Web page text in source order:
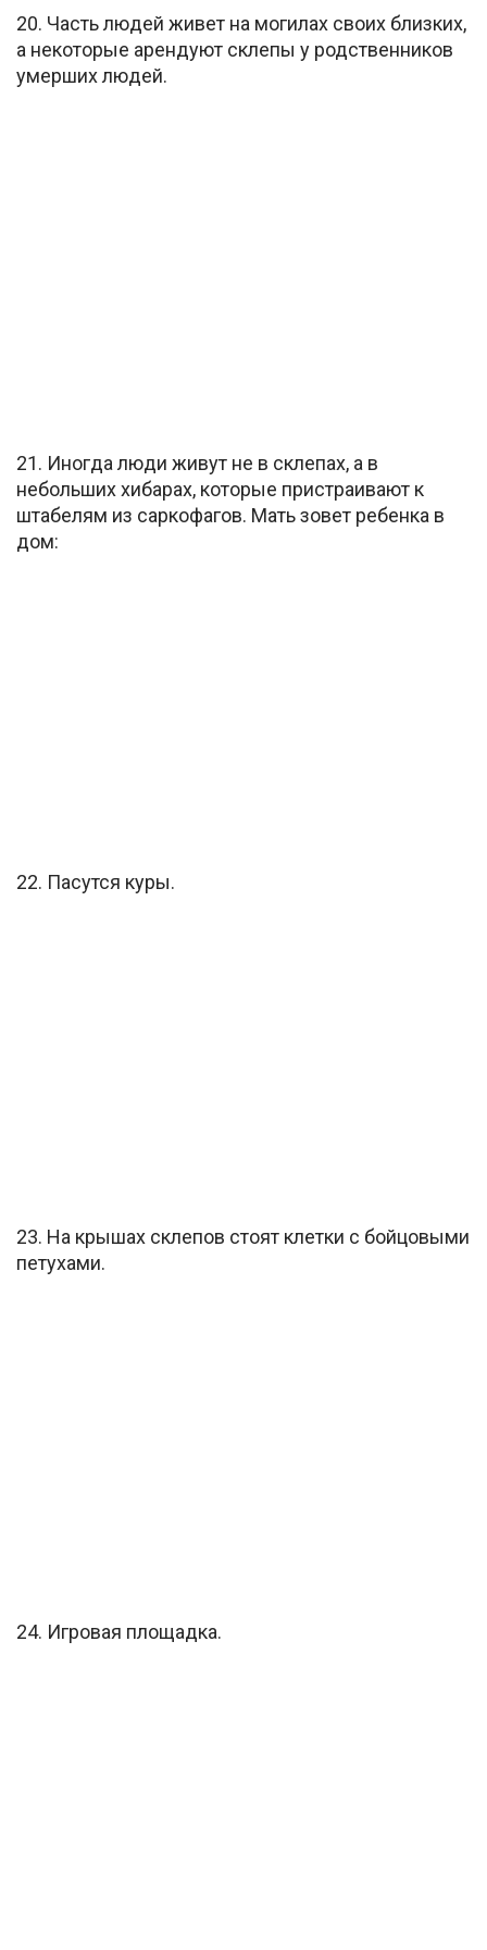
20. Часть людей живет на могилах своих близких,
а некоторые арендуют склепы у родственников
умерших людей.
21. Иногда люди живут не в склепах, а в
небольших хибарах, которые пристраивают к
штабелям из саркофагов. Мать зовет ребенка в
дом:
22. Пасутся куры.
23. На крышах склепов стоят клетки с бойцовыми
петухами.
24. Игровая площадка.